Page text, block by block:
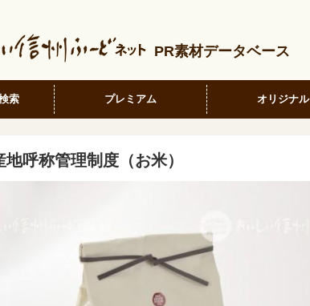
PR素材データベース
索 プレミアム オリジナル
呼称管理制度（お米）